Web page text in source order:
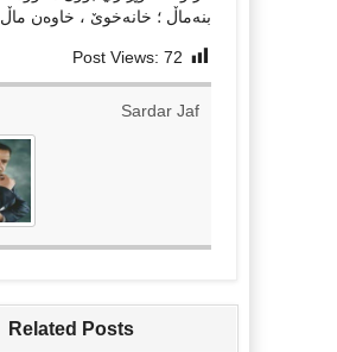
بنەماڵ ؛ خانەخوێ ، خاوەن ماڵ
Post Views: 72
Sardar Jaf
Related Posts